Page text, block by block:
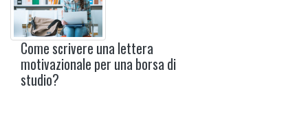
Come scrivere una lettera
motivazionale per una borsa di
studio?